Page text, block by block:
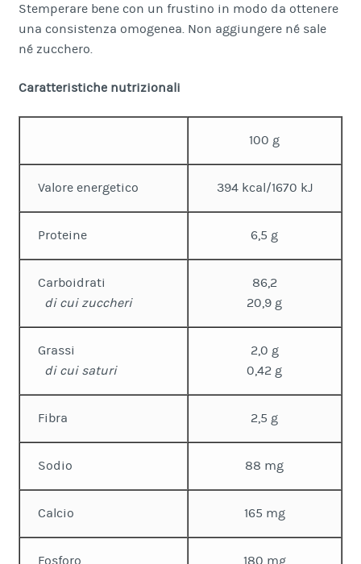
Stemperare bene con un frustino in modo da ottenere
una consistenza omogenea. Non aggiungere né sale
né zucchero.
Caratteristiche nutrizionali
100 g
Valore energetico 394 kcal/1670 kJ
Proteine 6,5 g
Carboidrati
di cui zuccheri
86,2
20,9 g
Grassi
di cui saturi
2,0 g
0,42 g
Fibra 2,5 g
Sodio 88 mg
Calcio 165 mg
Fosforo 180 mg